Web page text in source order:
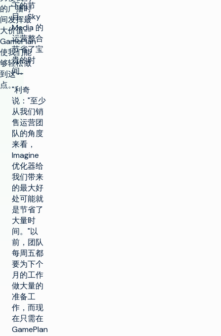
的广播时
间发挥最
大价值--
GamePlan
使我们能
够轻松做
到这一
点。
下的节
目。Sky
Media 的
运营整合
节省了宝
贵的时
间。
"利奇
说："至少
从我们销
售运营团
队的角度
来看，
Imagine
优化器给
我们带来
的最大好
处可能就
是节省了
大量时
间。"以
前，团队
每周五都
要为下个
月的工作
做大量的
准备工
作，而现
在只需在
GamePlan